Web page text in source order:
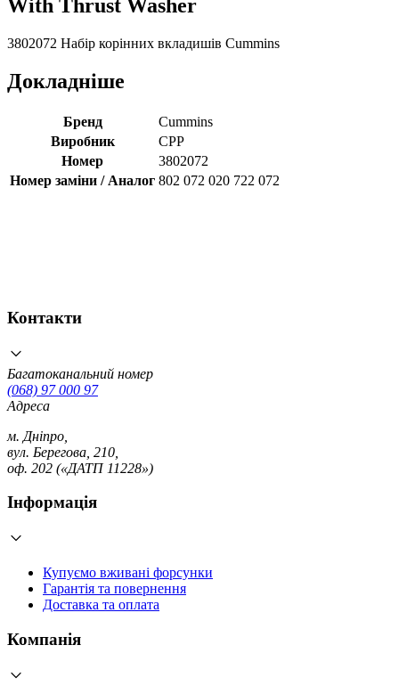
With Thrust Washer
3802072 Набір корінних вкладишів Cummins
Докладніше
Бренд
Cummins
Виробник
CPP
Номер
3802072
Номер заміни / Аналог 802 072 020 722 072
Контакти
Багатоканальний номер
(068) 97 000 97
Адреса
м. Дніпро,
вул. Берегова, 210,
оф. 202 («ДАТП 11228»)
Інформація
Купуємо вживані форсунки
Гарантія та повернення
Доставка та оплата
Компанія